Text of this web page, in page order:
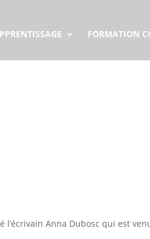
FORMATION
Anna Dubosc qui est